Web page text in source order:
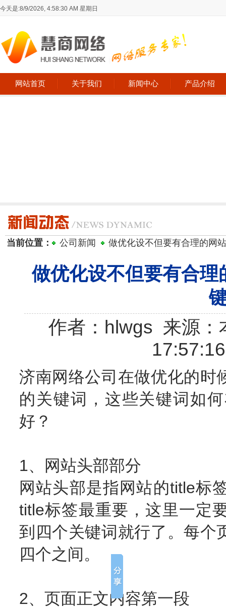
今天是:8/9/2026, 4:58:30 AM 星期日
网站首页 关于我们 新闻中心 产品介绍
当前位置： 公司新闻 做优化设不但要有合理的网
做优化设不但要有合
作者：hlwgs 来源
济南网络公司在做优化的时
的关键词，这些关键词如
好？
1、网站头部部分
网站头部是指网站的title标
title标签最重要，这里一定
到四个关键词就行了。每个
四个之间。
2、页面正文内容第一段